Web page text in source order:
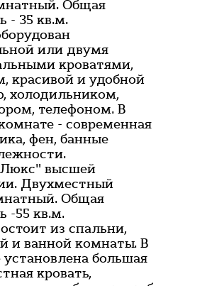
Общая
- 35 кв.м.
или двумя
кроватями,
красивой и удобной
холодильником,
телефоном. В
- современная
фен, банные
высшей
Двухместный
Общая
-55 кв.м.
из спальни,
и ванной комнаты. В
установлена большая
кровать,